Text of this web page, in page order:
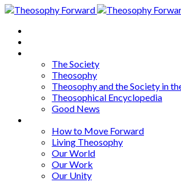
The Society
Theosophy
Theosophy and the Society in
Theosophical Encyclopedia
Good News
How to Move Forward
Living Theosophy
Our World
Our Work
Our Unity